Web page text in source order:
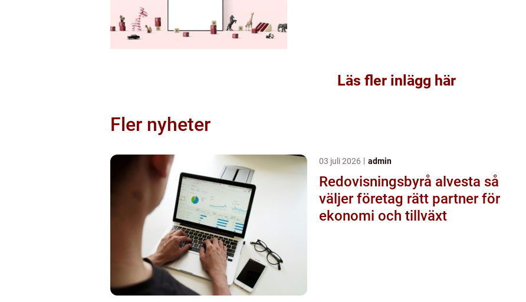
Läs fler inlägg här
Fler nyheter
03 juli 2026 admin
Redovisningsbyrå alvesta så
väljer företag rätt partner för
ekonomi och tillväxt